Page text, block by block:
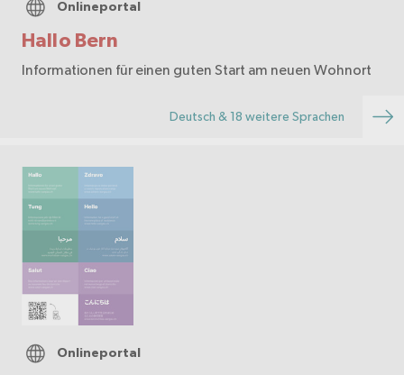
Hallo Bern
Onlineportal
Informationen für einen guten Start am neuen Wohnort
Deutsch & 18 weitere Sprachen
Onlineportal